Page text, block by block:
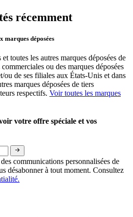
récemment
déposées
toutes les autres marques déposées de
ou des marques déposées
de ses filiales aux États-Unis et dans
marques déposées de tiers
respectifs. Voir toutes les marques
votre offre spéciale et vos
communications personnalisées de
désabonner à tout moment. Consultez